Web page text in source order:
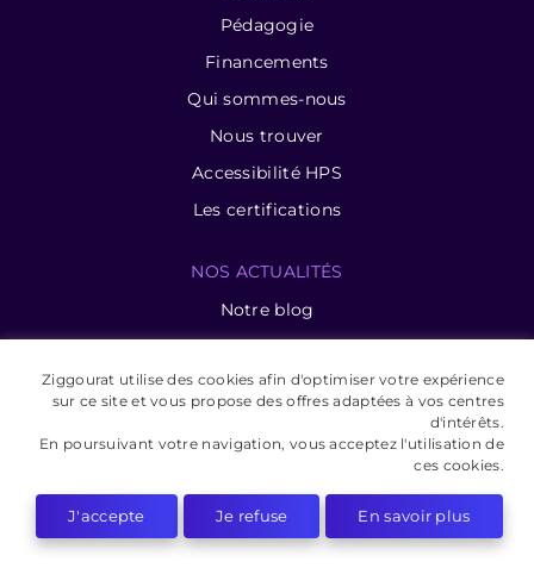
Pédagogie
Financements
Qui sommes-nous
Nous trouver
Accessibilité HPS
Les certifications
NOS ACTUALITÉS
Notre blog
CPF 2026 : Pourquoi la do...
La prise de parole en ent...
Mistral AI vs ChatGPT : l...
Chatgpt : votre allié po...
Apprendre ChatGPT : comme...
Ziggourat utilise des cookies afin d'optimiser votre expérience
sur ce site et vous propose des offres adaptées à vos centres
d'intérêts.
En poursuivant votre navigation, vous acceptez l'utilisation de
ces cookies.
J'accepte Je refuse En savoir plus